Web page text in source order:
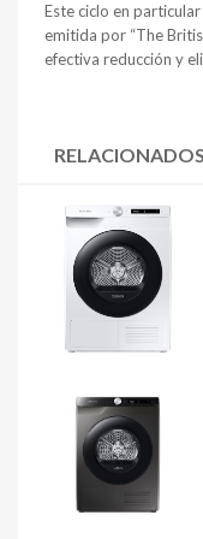
Este ciclo en
emitida por “The
efectiva reducción y
RELACIONADOS